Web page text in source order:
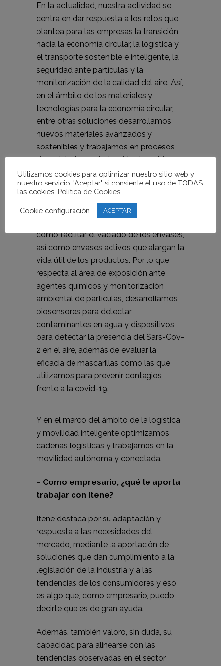
En la actualidad, nuestra actividad se
centra en dar respuesta a los retos que
plantea para las empresas la transición
hacia la economía circular, la logística y
el transporte sostenible e inteligente, la
seguridad ante partículas y la
monitorización de la calidad del aire. Así,
en el ámbito de los materiales y
tecnologías para la economía circular,
entre otras soluciones desarrollamos
nuevos materiales avanzados y
sostenibles y trabajamos en procesos
de reciclado y valorización de residuos.
Para mejorar la seguridad, diseño y
funcionalidad en envases y embalajes
desarrollamos tintas y recubrimientos
como facilitar el vaciado de los envases,
así como envases activos que alargan la
vida útil de los productos. Por lo que
respecta al área de exposición ante
agentes químicos y monitorización
ambiental de partículas, desarrollamos
biosensores para detectar
contaminantes en agua y dispositivos
para detectar la presencia del Sars-Cov-
2 en el aire, además de evaluar la
eficacia de mascarillas como las que
utilizamos para prevenir contagios
frente a la covid-19.
Y en el marco del ámbito de la logística
y movilidad inteligente optimizamos
cadenas logísticas y trabajamos en la
movilidad autónoma y conectada.
– Como empresario, ¿qué le aporta
trabajar con Itene?
Itene destaca por su adaptación y
respuesta a las necesidades del
mercado, mediante la aportación de
soluciones que dan cumplimiento a la
legislación de la industria y a las
tendencias de los consumidores y eso
es algo que, como empresario, puedo
decirte que es de gran ayuda.
Además, también valoro, sin duda, su
capacidad para alinearse con las
tendencias observadas en el sector
Utilizamos cookies para optimizar nuestro sitio web y
nuestro servicio. "Aceptar" si consiente el uso de TODAS
las cookies. Política de Cookies
Cookie configuración ACEPTAR